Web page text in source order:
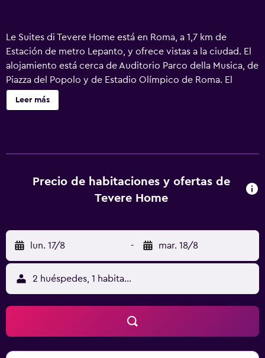
Le Suites di Tevere Home está en Roma, a 1,7 km de
Estación de metro Lepanto, y ofrece vistas a la ciudad. El
alojamiento está cerca de Auditorio Parco della Musica, de
Piazza del Popolo y de Estadio Olímpico de Roma. El
hostal o pensión libre de humo ofrece wifi gratis en todo
el alojamiento. Todas las habitaciones de este alojamiento
balcón. En el hostal o pensión, las habitaciones están
equipadas con ropa de cama y toallas. Le Suites di Tevere
alojamiento, y Via Condotti está a 3,1 km. El aeropuerto
(Aeropuerto de Roma - Ciampino) está a 18 km.
Leer más
Precio de habitaciones y ofertas de
Tevere Home
lun. 17/8 - mar. 18/8
2 huéspedes, 1 habitación